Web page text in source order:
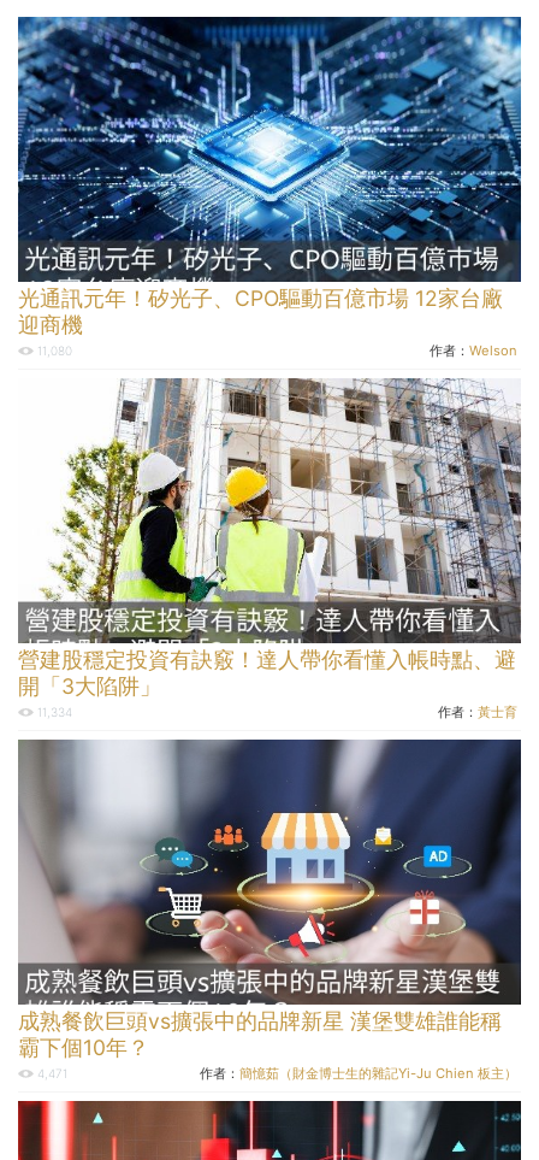
光通訊元年！矽光子、CPO驅動百億市場 12家台廠
迎商機
11,080 作者： Welson
營建股穩定投資有訣竅！達人帶你看懂入帳時點、避
開「3大陷阱」
11,334 作者： 黃士育
成熟餐飲巨頭vs擴張中的品牌新星 漢堡雙雄誰能稱
霸下個10年？
4,471 作者： 簡憶茹（財金博士生的雜記Yi-Ju Chien 板主）